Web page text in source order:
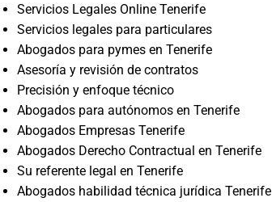
Servicios Legales Online Tenerife
Servicios legales para particulares
Abogados para pymes en Tenerife
Asesoría y revisión de contratos
Precisión y enfoque técnico
Abogados para autónomos en Tenerife
Abogados Empresas Tenerife
Abogados Derecho Contractual en Tenerife
Su referente legal en Tenerife
Abogados habilidad técnica jurídica Tenerife